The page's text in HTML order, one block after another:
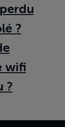
?
wifi
?